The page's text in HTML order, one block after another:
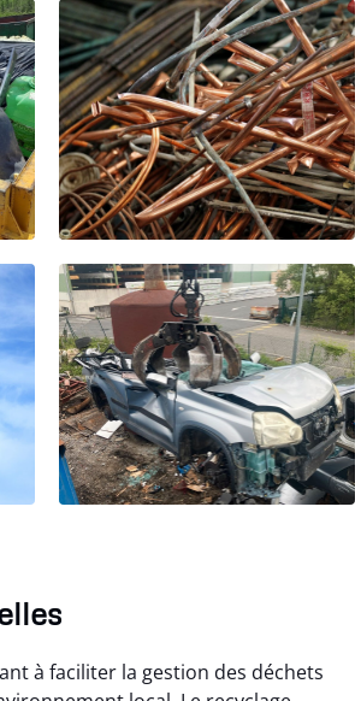
à faciliter la gestion des déchets